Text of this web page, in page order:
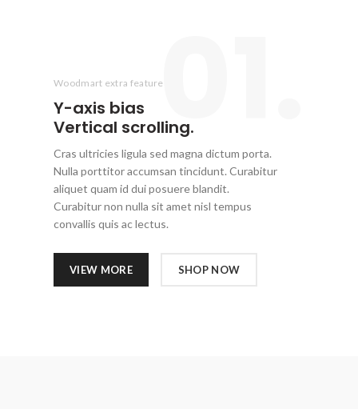
01.
Woodmart extra feature
Y-axis bias
Vertical scrolling.
Cras ultricies ligula sed magna dictum porta.
Nulla porttitor accumsan tincidunt. Curabitur
aliquet quam id dui posuere blandit.
Curabitur non nulla sit amet nisl tempus
convallis quis ac lectus.
VIEW MORE SHOP NOW